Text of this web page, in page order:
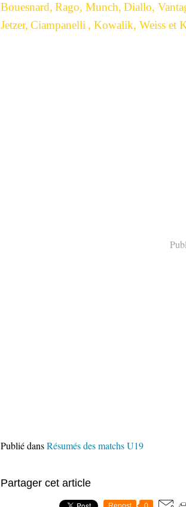
Bouesnard, Rago, Munch, Diallo,
Jetzer, Ciampanelli , Kowalik, Weiss et
Publié dansRésumés des matchs U19
Partager cet article